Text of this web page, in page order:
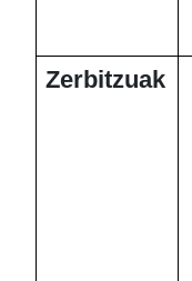
Zerbitzuak